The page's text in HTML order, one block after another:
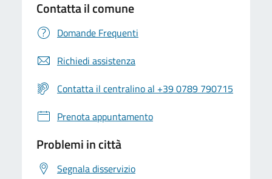
Contatta il comune
Domande Frequenti
Richiedi assistenza
Contatta il centralino al +39 0789 790715
Prenota appuntamento
Problemi in città
Segnala disservizio